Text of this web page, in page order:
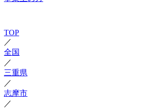
TOP
／
全国
／
三重県
／
志摩市
／